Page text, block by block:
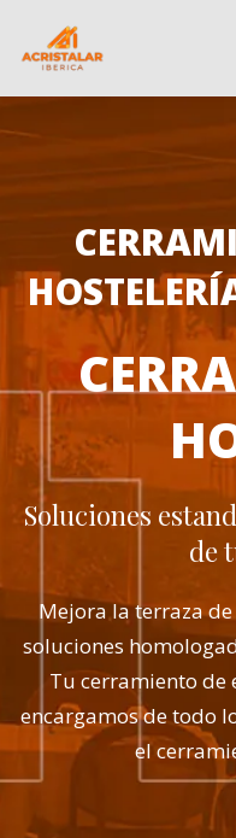
Soluciones
de
Mejora la terraza
soluciones
Tu cerramiento de
encargamos de todo
el